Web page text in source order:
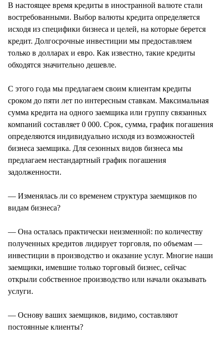
В настоящее время кредиты в иностранной валюте стали
востребованными. Выбор валюты кредита определяется
исходя из специфики бизнеса и целей, на которые берется
кредит. Долгосрочные инвестиции мы предоставляем
только в долларах и евро. Как известно, такие кредиты
обходятся значительно дешевле.
С этого года мы предлагаем своим клиентам кредиты
сроком до пяти лет по интересным ставкам. Максимальная
сумма кредита на одного заемщика или группу связанных
компаний составляет 0 000. Срок, сумма, график погашения
определяются индивидуально исходя из возможностей
бизнеса заемщика. Для сезонных видов бизнеса мы
предлагаем нестандартный график погашения
задолженности.
— Изменялась ли со временем структура заемщиков по
видам бизнеса?
— Она осталась практически неизменной: по количеству
полученных кредитов лидирует торговля, по объемам —
инвестиции в производство и оказание услуг. Многие наши
заемщики, имевшие только торговый бизнес, сейчас
открыли собственное производство или начали оказывать
услуги.
— Основу ваших заемщиков, видимо, составляют
постоянные клиенты?